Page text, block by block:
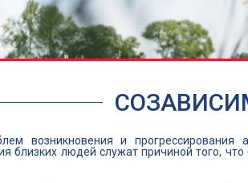
возникновения и прогрессирования
близких людей служат причиной того,